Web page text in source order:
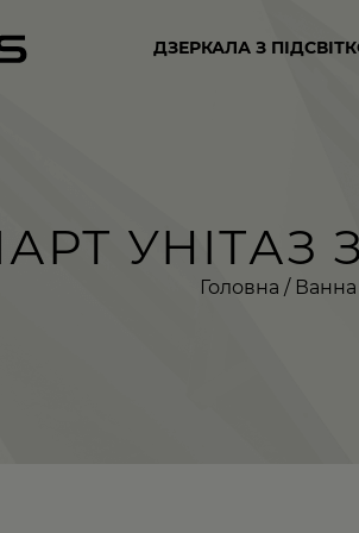
ДЗЕРКАЛА З
УНІТАЗ
Головна / Ванна